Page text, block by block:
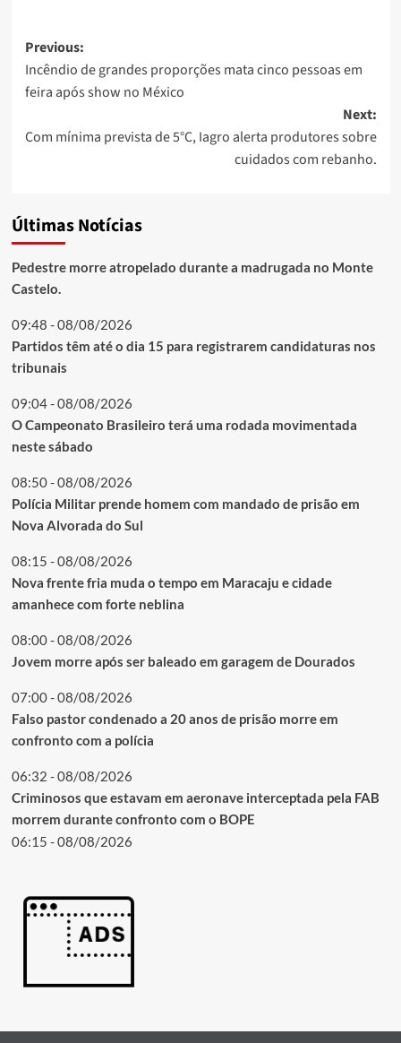
Post
navigation
Previous:
Incêndio de grandes proporções mata cinco pessoas em
feira após show no México
Next:
Com mínima prevista de 5°C, Iagro alerta produtores sobre
cuidados com rebanho.
Últimas Notícias
Pedestre morre atropelado durante a madrugada no Monte
Castelo.
09:48 - 08/08/2026
Partidos têm até o dia 15 para registrarem candidaturas nos
tribunais
09:04 - 08/08/2026
O Campeonato Brasileiro terá uma rodada movimentada
neste sábado
08:50 - 08/08/2026
Polícia Militar prende homem com mandado de prisão em
Nova Alvorada do Sul
08:15 - 08/08/2026
Nova frente fria muda o tempo em Maracaju e cidade
amanhece com forte neblina
08:00 - 08/08/2026
Jovem morre após ser baleado em garagem de Dourados
07:00 - 08/08/2026
Falso pastor condenado a 20 anos de prisão morre em
confronto com a polícia
06:32 - 08/08/2026
Criminosos que estavam em aeronave interceptada pela FAB
morrem durante confronto com o BOPE
06:15 - 08/08/2026